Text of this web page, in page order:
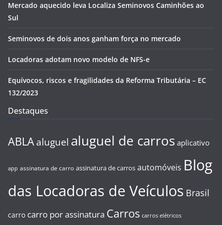
Mercado aquecido leva Localiza Seminovos Caminhões ao
Sul
Seminovos de dois anos ganham força no mercado
Locadoras adotam novo modelo de NFS-e
Equívocos, riscos e fragilidades da Reforma Tributária – EC
132/2023
Destaques
ABLA aluguel aluguel de carros aplicativo
app assinatura de carro assinatura de carros automóveis Blog
das Locadoras de Veículos Brasil
carro carro por assinatura Carros carros elétricos